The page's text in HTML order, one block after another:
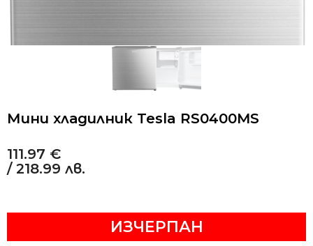
Мини хладилник Tesla RS0400MS
111.97 €
/ 218.99 лв.
ИЗЧЕРПАН